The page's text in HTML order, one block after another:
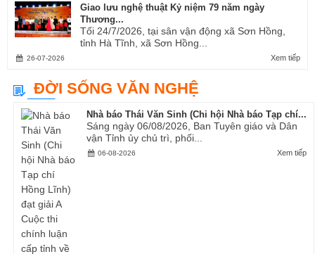
Giao lưu nghệ thuật Kỷ niệm 79 năm ngày
Thương...
Tối 24/7/2026, tại sân vận động xã Sơn Hồng,
tỉnh Hà Tĩnh, xã Sơn Hồng...
Xem tiếp
26-07-2026
ĐỜI SỐNG VĂN NGHỆ
Nhà báo Thái Văn Sinh (Chi hội Nhà báo Tạp chí...
Sáng ngày 06/08/2026, Ban Tuyên giáo và Dân
vận Tỉnh ủy chủ trì, phối...
Xem tiếp
06-08-2026